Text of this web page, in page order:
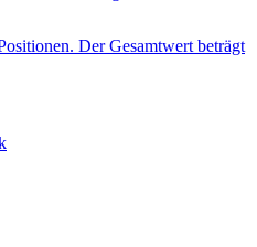
Der Gesamtwert beträgt